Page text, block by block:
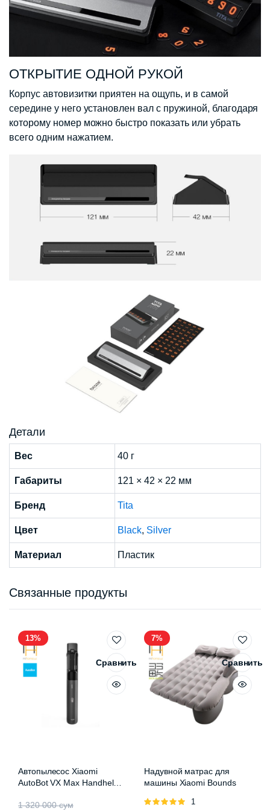
ОТКРЫТИЕ ОДНОЙ РУКОЙ
Корпус автовизитки приятен на ощупь, и в самой
середине у него установлен вал с пружиной, благодаря
которому номер можно быстро показать или убрать
всего одним нажатием.
Детали
Вес 40 г
Габариты 121 × 42 × 22 мм
Бренд Tita
Цвет Black, Silver
Материал Пластик
Связанные продукты
13%
Сравнить
Автопылесос Xiaomi
AutoBot VX Max Handheld
1 320 000сум
Первоначальная
Текущая
7%
Сравнить
Надувной матрас для
машины Xiaomi Bounds
Оценка
1